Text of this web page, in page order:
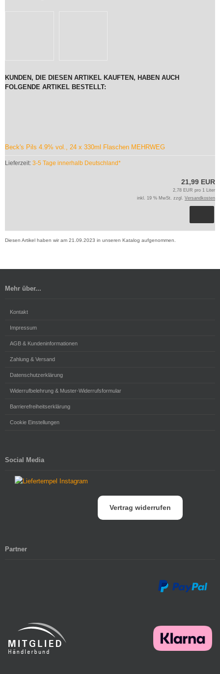
KUNDEN, DIE DIESEN ARTIKEL KAUFTEN, HABEN AUCH
FOLGENDE ARTIKEL BESTELLT:
Beck's Pils 4.9% vol., 24 x 330ml Flaschen MEHRWEG
Lieferzeit: 3-5 Tage innerhalb Deutschland*
21,99 EUR
2,78 EUR pro 1 Liter
inkl. 19 % MwSt. zzgl. Versandkosten
Diesen Artikel haben wir am 21.09.2023 in unseren Katalog aufgenommen.
Mehr über...
Kontakt
Impressum
AGB & Kundeninformationen
Zahlung & Versand
Datenschutzerklärung
Widerrufbelehrung & Muster-Widerrufsformular
Barrierefreiheitserklärung
Cookie Einstellungen
Social Media
Vertrag widerrufen
Partner